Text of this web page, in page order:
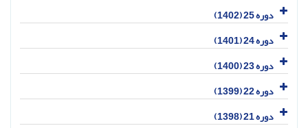
دوره 25 (1402)
دوره 24 (1401)
دوره 23 (1400)
دوره 22 (1399)
دوره 21 (1398)